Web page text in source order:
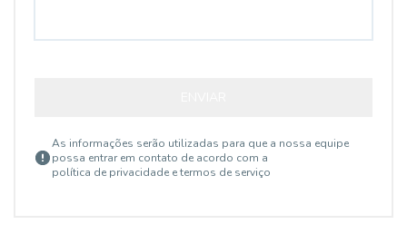
As informações serão utilizadas para que a nossa equipe
possa entrar em contato de acordo com a
política de privacidade e termos de serviço